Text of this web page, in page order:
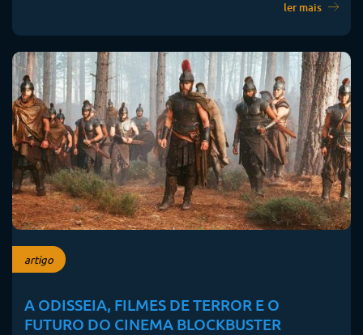
ler mais
artigo
A ODISSEIA, FILMES DE TERROR E O
FUTURO DO CINEMA BLOCKBUSTER